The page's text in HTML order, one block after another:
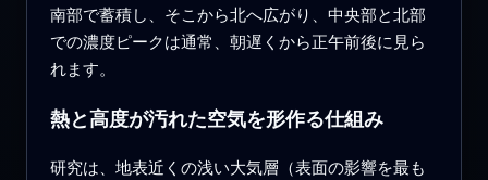
南部で蓄積し、そこから北へ広がり、中央部と北部
での濃度ピークは通常、朝遅くから正午前後に見ら
れます。
熱と高度が汚れた空気を形作る仕組み
研究は、地表近くの浅い大気層（表面の影響を最も